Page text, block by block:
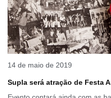
14 de maio de 2019
Supla será atração de Festa